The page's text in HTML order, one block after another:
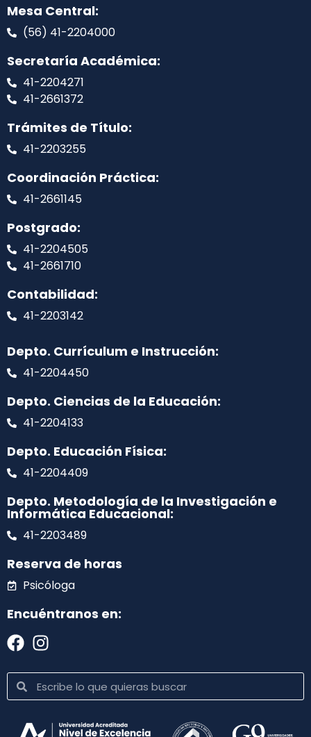
Mesa Central:
(56) 41-2204000
Secretaría Académica:
41-2204271
41-2661372
Trámites de Título:
41-2203255
Coordinación Práctica:
41-2661145
Postgrado:
41-2204505
41-2661710
Contabilidad:
41-2203142
Depto. Currículum e Instrucción:
41-2204450
Depto. Ciencias de la Educación:
41-2204133
Depto. Educación Física:
41-2204409
Depto. Metodología de la Investigación e
Informática Educacional:
41-2203489
Reserva de horas
Psicóloga
Encuéntranos en: